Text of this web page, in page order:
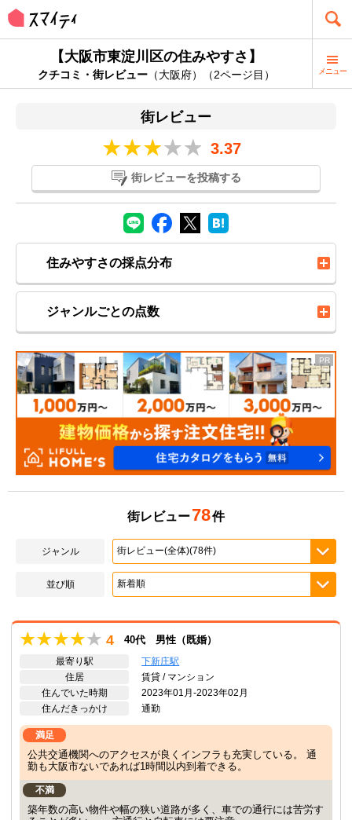
【大阪市東淀川区の住みやすさ】
クチコミ・街レビュー（大阪府）（2ページ目） メニュー
街レビュー
3.37
街レビューを投稿する
住みやすさの採点分布
ジャンルごとの点数
街レビュー78件
ジャンル
並び順
4 40代 男性（既婚）
最寄り駅
下新庄駅
住居
賃貸 / マンション
住んでいた時期
2023年01月-2023年02月
住んだきっかけ
通勤
満足
公共交通機関へのアクセスが良くインフラも充実している。 通
勤も大阪市ないであれば1時間以内到着できる。
不満
築年数の高い物件や幅の狭い道路が多く、車での通行には苦労す